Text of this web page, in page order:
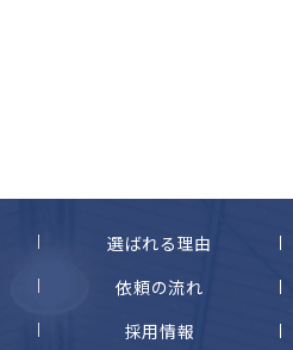
選ばれる理由
依頼の流れ
採用情報